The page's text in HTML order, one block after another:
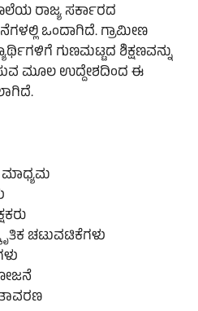
ರಾಜ್ಯ ಸರ್ಕಾರದ
ಒಂದಾಗಿದೆ. ಗ್ರಾಮೀಣ
ಗುಣಮಟ್ಟದ ಶಿಕ್ಷಣವನ್ನು
ಮೂಲ ಉದ್ದೇಶದಿಂದ ಈ
ಮಾಧ್ಯಮ
ಚಟುವಟಿಕೆಗಳು